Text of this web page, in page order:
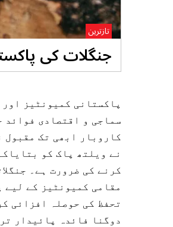
جنگلات کی
تازترین
پاکستانی کمیونٹیز
سماجی و اقتصادی فوائد
کاروبار ابھی تک مقبول
نے ویلتھ پاک کو
کرنے کی ضرورت ہے۔
مقامی کمیونٹیز کے
تحفظ کی حوصلہ افزائی
دوگنا فائدہ پائیدار